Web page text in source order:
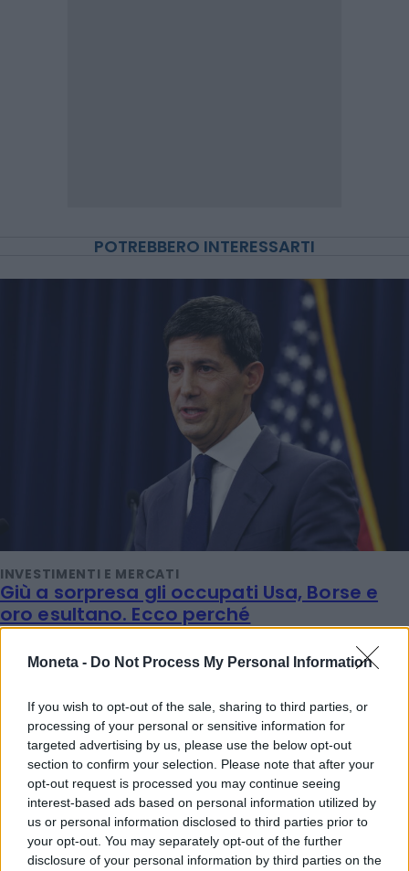
Moneta - Do Not Process My Personal Information
If you wish to opt-out of the sale, sharing to third parties, or
processing of your personal or sensitive information for
targeted advertising by us, please use the below opt-out
section to confirm your selection. Please note that after your
opt-out request is processed you may continue seeing
interest-based ads based on personal information utilized by
us or personal information disclosed to third parties prior to
your opt-out. You may separately opt-out of the further
disclosure of your personal information by third parties on the
POTREBBERO INTERESSARTI
INVESTIMENTI E MERCATI
Giù a sorpresa gli occupati Usa, Borse e
oro esultano. Ecco perché
TENDENZE E SOSTENIBILITÀ
Ferragosto al museo: ingresso gratis alle
Gallerie d'Italia di Intesa Sanpaolo
Emanuela Meucci
IMPRESA E MANAGEMENT
Iren Ambiente sale al 100% di ETAmbiente